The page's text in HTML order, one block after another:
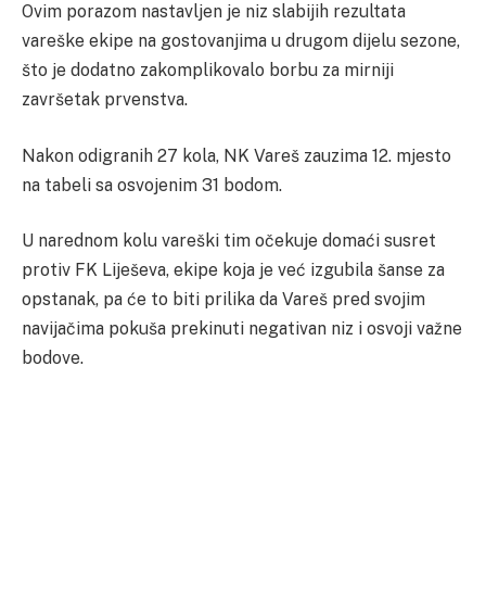
Ovim porazom nastavljen je niz slabijih rezultata
vareške ekipe na gostovanjima u drugom dijelu sezone,
što je dodatno zakomplikovalo borbu za mirniji
završetak prvenstva.
Nakon odigranih 27 kola, NK Vareš zauzima 12. mjesto
na tabeli sa osvojenim 31 bodom.
U narednom kolu vareški tim očekuje domaći susret
protiv FK Liješeva, ekipe koja je već izgubila šanse za
opstanak, pa će to biti prilika da Vareš pred svojim
navijačima pokuša prekinuti negativan niz i osvoji važne
bodove.